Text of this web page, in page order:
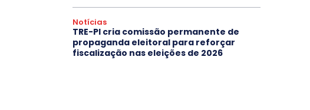
Notícias
TRE-PI cria comissão permanente de
propaganda eleitoral para reforçar
fiscalização nas eleições de 2026